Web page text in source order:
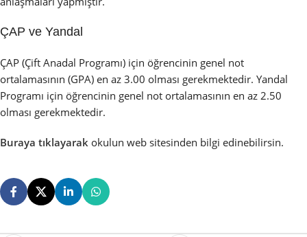
ÇAP ve Yandal
ÇAP (Çift Anadal Programı) için öğrencinin genel not
ortalamasının (GPA) en az 3.00 olması gerekmektedir. Yandal
Programı için öğrencinin genel not ortalamasının en az 2.50
olması gerekmektedir.
Buraya tıklayarak okulun web sitesinden bilgi edinebilirsin.